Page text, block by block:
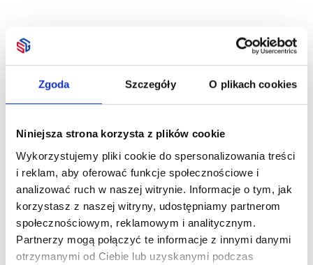
Zgoda Szczegóły O plikach cookies
Niniejsza strona korzysta z plików cookie
Wykorzystujemy pliki cookie do spersonalizowania treści
i reklam, aby oferować funkcje społecznościowe i
analizować ruch w naszej witrynie. Informacje o tym, jak
korzystasz z naszej witryny, udostępniamy partnerom
społecznościowym, reklamowym i analitycznym.
Partnerzy mogą połączyć te informacje z innymi danymi
otrzymanymi od Ciebie lub uzyskanymi podczas